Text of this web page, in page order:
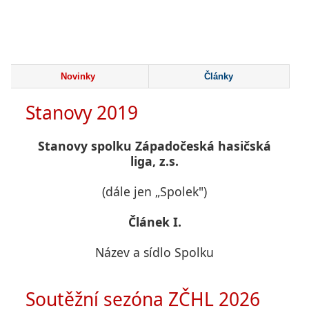
Novinky Články
Stanovy 2019
Stanovy spolku Západočeská hasičská
liga, z.s.
(dále jen „Spolek")
Článek I.
Název a sídlo Spolku
Soutěžní sezóna ZČHL 2026